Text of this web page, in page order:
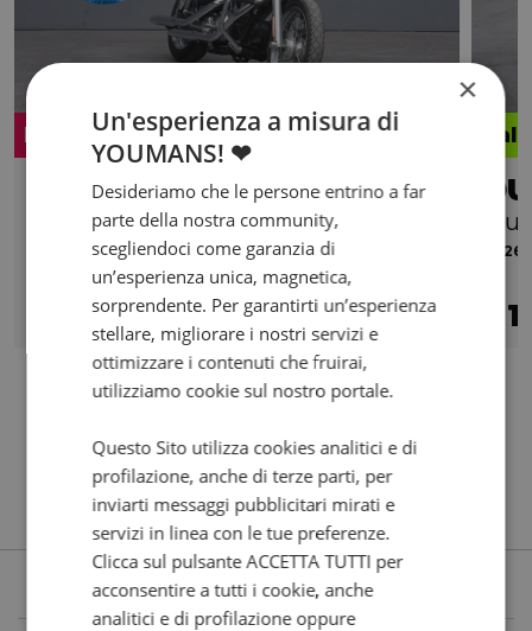
Promo
HARLEY DAVIDSON Dyna Super Glide 1584
Custom abs
2013 | 47819 km | 1584 cc | 0 Hp | 0 Kw
€ 12.500
12.300 € 210/mese
2026
×
Un'esperienza a misura di
YOUMANS! ❤
Desideriamo che le persone entrino a far
parte della nostra community,
scegliendoci come garanzia di
un’esperienza unica, magnetica,
sorprendente. Per garantirti un’esperienza
stellare, migliorare i nostri servizi e
ottimizzare i contenuti che fruirai,
utilizziamo cookie sul nostro portale.
Questo Sito utilizza cookies analitici e di
profilazione, anche di terze parti, per
inviarti messaggi pubblicitari mirati e
servizi in linea con le tue preferenze.
Clicca sul pulsante ACCETTA TUTTI per
acconsentire a tutti i cookie, anche
analitici e di profilazione oppure